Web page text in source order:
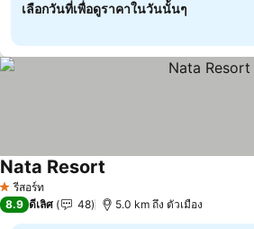
เลือกวันที่เพื่อดูราคาในวันนั้นๆ
1 ดาวรีสอร์ท
Nata Resort
8.9 ดีเลิศ 48 5.0 km ถึง ตัวเมือง